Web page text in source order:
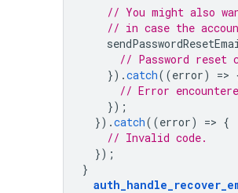
// You might also
// in case the
// Password reset
}).catch((error) =>
// Error
});
}).catch((error) => {
// Invalid code.
});
}